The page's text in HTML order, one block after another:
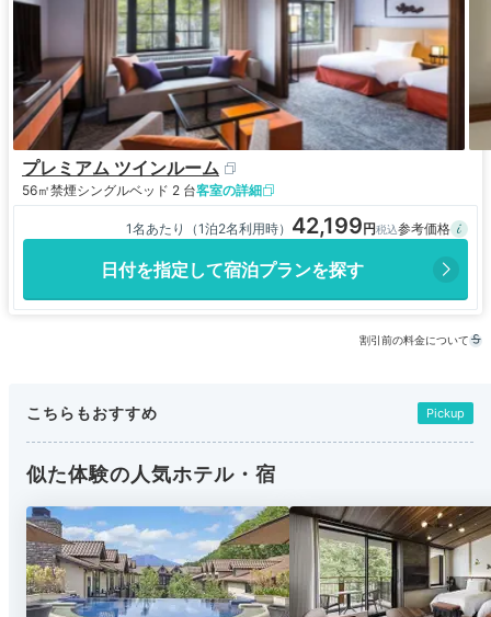
プレミアム ツインルーム
56㎡禁煙シングルベッド 2 台客室の詳細
1名あたり（1泊2名利用時） 42,199
日付を指定して宿泊プランを探す
割引前の料金について
こちらもおすすめ Pickup
似た体験の人気ホテル・宿